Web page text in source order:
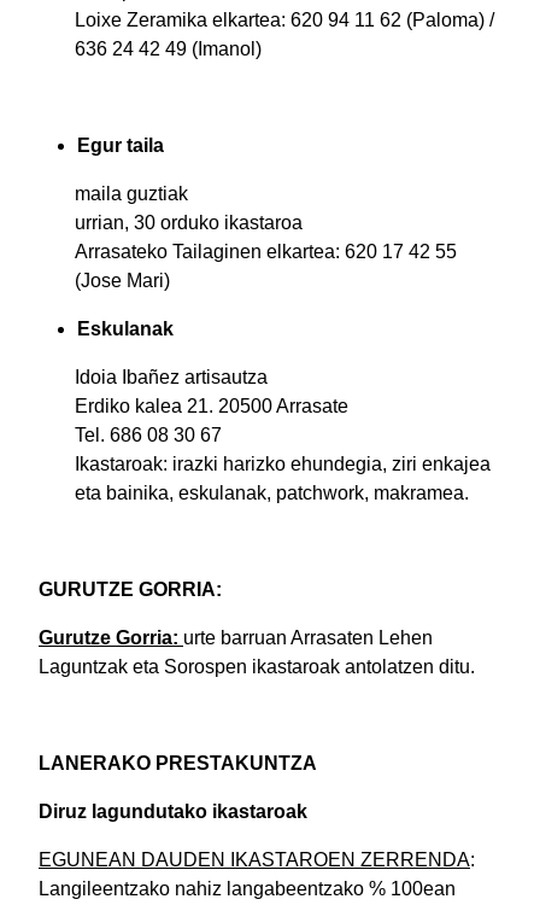
Loixe Zeramika elkartea: 620 94 11 62 (Paloma) /
636 24 42 49 (Imanol)
Egur taila
maila guztiak
urrian, 30 orduko ikastaroa
Arrasateko Tailaginen elkartea: 620 17 42 55
(Jose Mari)
Eskulanak
Idoia Ibañez artisautza
Erdiko kalea 21. 20500 Arrasate
Tel. 686 08 30 67
Ikastaroak: irazki harizko ehundegia, ziri enkajea
eta bainika, eskulanak, patchwork, makramea.
GURUTZE GORRIA:
Gurutze Gorria: urte barruan Arrasaten Lehen
Laguntzak eta Sorospen ikastaroak antolatzen ditu.
LANERAKO PRESTAKUNTZA
Diruz lagundutako ikastaroak
EGUNEAN DAUDEN IKASTAROEN ZERRENDA:
Langileentzako nahiz langabeentzako % 100ean